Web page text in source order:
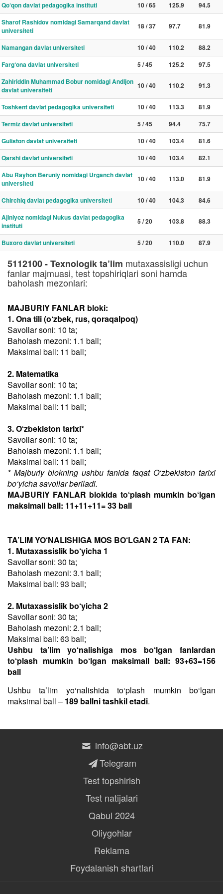
Qo‘qon davlat pedagogika instituti
10 / 65 125.9
94.5
Sharof Rashidov nomidagi Samarqand davlat
universiteti
18 / 37 97.7 81.9
Namangan davlat universiteti 10 / 40 110.2
88.2
Farg‘ona davlat universiteti
5 / 45 125.2
97.5
Zahiriddin Muhammad Bobur nomidagi Andijon
davlat universiteti
10 / 40 110.2 91.3
Toshkent davlat pedagogika universiteti 10 / 40 113.3
81.9
Termiz davlat universiteti
5 / 45 94.4
75.7
Guliston davlat universiteti
10 / 40 103.4
81.6
Qarshi davlat universiteti
10 / 40 103.4
82.1
Abu Rayhon Beruniy nomidagi Urganch davlat
universiteti
10 / 40 113.0 81.9
Chirchiq davlat pedagogika universiteti 10 / 40 104.3
84.6
Ajiniyoz nomidagi Nukus davlat pedagogika
instituti
5 / 20 103.8 88.3
Buxoro davlat universiteti 5 / 20 110.0 87.9
5112100 - Texnologik ta’lim mutaxassisligi uchun
fanlar majmuasi, test topshiriqlari soni hamda
baholash mezonlari:
MAJBURIY FANLAR bloki:
1. Ona tili (o‘zbek, rus, qoraqalpoq)
Savollar soni: 10 ta;
Baholash mezoni: 1.1 ball;
Maksimal ball: 11 ball;
2. Matematika
Savollar soni: 10 ta;
Baholash mezoni: 1.1 ball;
Maksimal ball: 11 ball;
3. O‘zbekiston tarixi*
Savollar soni: 10 ta;
Baholash mezoni: 1.1 ball;
Maksimal ball: 11 ball;
* Majburiy blokning ushbu fanida faqat O‘zbekiston tarixi
bo‘yicha savollar beriladi.
MAJBURIY FANLAR blokida to‘plash mumkin bo‘lgan
maksimall ball: 11+11+11= 33 ball
TA’LIM YO‘NALISHIGA MOS BO‘LGAN 2 TA FAN:
1. Mutaxassislik bo‘yicha 1
Savollar soni: 30 ta;
Baholash mezoni: 3.1 ball;
Maksimal ball: 93 ball;
2. Mutaxassislik bo‘yicha 2
Savollar soni: 30 ta;
Baholash mezoni: 2.1 ball;
Maksimal ball: 63 ball;
Ushbu ta’lim yo‘nalishiga mos bo‘lgan fanlardan
to‘plash mumkin bo‘lgan maksimall ball: 93+63=156
ball
Ushbu taʼlim yo‘nalishida to‘plash mumkin bo‘lgan
maksimal ball – 189 ballni tashkil etadi.
info@abt.uz
Telegram
Test topshirish
Test natijalari
Qabul 2024
Oliygohlar
Reklama
Foydalanish shartlari